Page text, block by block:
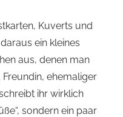
Kuverts und
ein kleines
aus, denen man
ehemaliger
ihr wirklich
sondern ein paar